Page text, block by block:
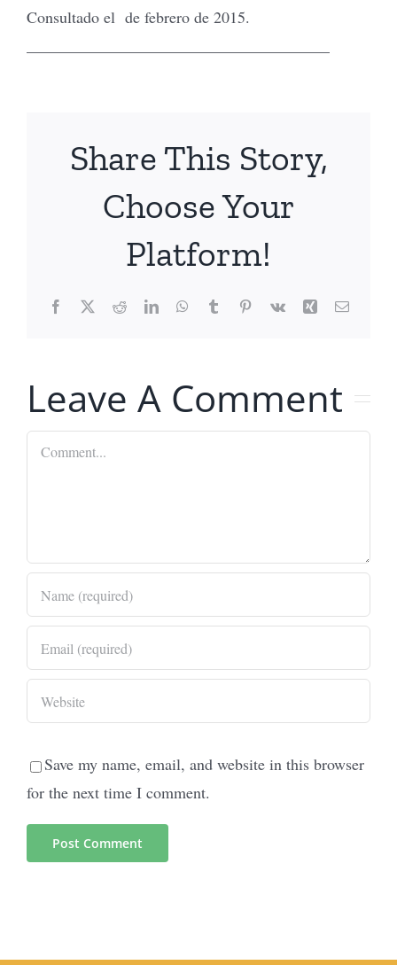
Consultado el de febrero de 2015.
Share This Story,
Choose Your
Platform!
Facebook
X RedditLinkedInWhatsApp
TumblrPinterest
Vk Xing Email
Leave A Comment
Comment
Save my name, email, and website in this browser
for the next time I comment.